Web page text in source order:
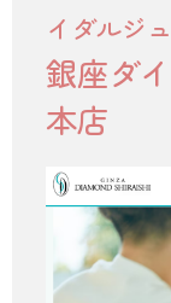
イダルジ
銀座ダ
本店